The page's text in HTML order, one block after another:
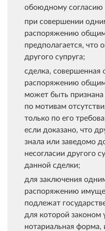
обоюдному согласию
при совершении
распоряжению
предполагается, что
другого супруга;
сделка, совершенная
распоряжению
может быть
по мотивам
только по его
если доказано, что
знала или заведомо
несогласии другого
данной сделки;
для заключения
распоряжению
подлежат
для которой законом
нотариальная